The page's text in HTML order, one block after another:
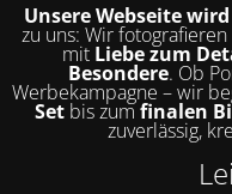
Unsere Webseite
zu uns: Wir
mit Liebe zum
Besondere. Ob
Werbekampagne – wir
Setbis zumfinalen
zuverlässig,